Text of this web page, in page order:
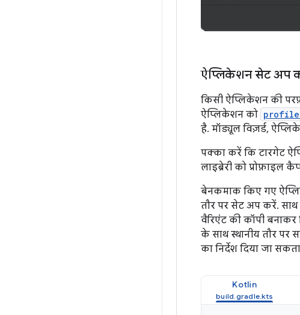
ऐप्लिकेशन सेट अप
किसी ऐप्लिकेशन की
ऐप्लिकेशन को
है. मॉड्यूल विज़र्ड,
पक्का करें कि टारगेट
लाइब्रेरी को प्रोफ़ाइल
बेनकमाक किए गए
तौर पर सेट अप करें.
वैरिएंट की कॉपी
के साथ स्थानीय तौर पर
का निर्देश दिया जा
Kotlin